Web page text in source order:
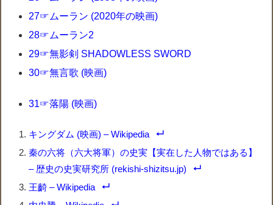
27☞ムーラン (2020年の映画)
28☞ムーラン2
29☞無影剣 SHADOWLESS SWORD
30☞無言歌 (映画)
31☞落陽 (映画)
キングダム (映画) – Wikipedia
秦の六将（六大将軍）の史実【実在した人物ではある】
– 歴史の史実研究所 (rekishi-shizitsu.jp)
王齮 – Wikipedia